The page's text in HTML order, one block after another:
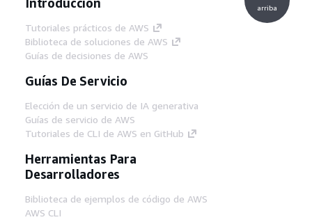
Tutoriales prácticos de AWS
Biblioteca de soluciones de AWS
Guías de decisiones de AWS
Guías De Servicio
Elección de un servicio de IA generativa
Guías de servicio de AWS
Tutoriales de CLI de AWS en GitHub
Herramientas Para
Desarrolladores
Biblioteca de ejemplos de código de AWS
AWS CLI
arriba